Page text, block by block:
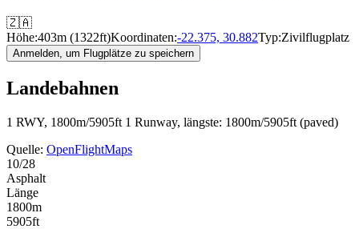
🇿🇦
Höhe:403m (1322ft)Koordinaten:-22.375, 30.882Typ:Zivilflugplatz
Anmelden, um Flugplätze zu speichern
Landebahnen
1 RWY, 1800m/5905ft 1 Runway, längste: 1800m/5905ft (paved)
Quelle: OpenFlightMaps
10/28
Asphalt
Länge
1800m
5905ft